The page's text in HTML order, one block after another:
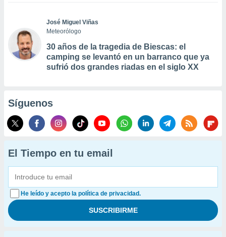
José Miguel Viñas
Meteorólogo
30 años de la tragedia de Biescas: el
camping se levantó en un barranco que ya
sufrió dos grandes riadas en el siglo XX
Síguenos
El Tiempo en tu email
He leído y acepto la política de privacidad.